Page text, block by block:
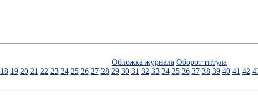
Обложка журнала Оборот титула
18 19 20 21 22 23 24 25 26 27 28 29 30 31 32 33 34 35 36 37 38 39 40 41 42